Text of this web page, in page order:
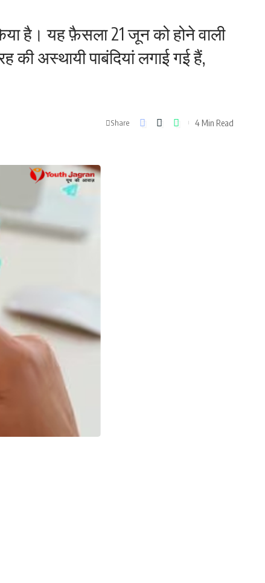
है। यह फ़ैसला 21 जून को होने वाली
की अस्थायी पाबंदियां लगाई गई हैं,
Share 4 Min Read